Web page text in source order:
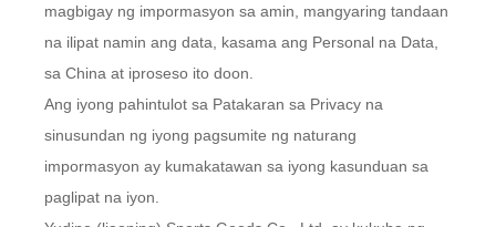
magbigay ng impormasyon sa amin, mangyaring tandaan
na ilipat namin ang data, kasama ang Personal na Data,
sa China at iproseso ito doon.
Ang iyong pahintulot sa Patakaran sa Privacy na
sinusundan ng iyong pagsumite ng naturang
impormasyon ay kumakatawan sa iyong kasunduan sa
paglipat na iyon.